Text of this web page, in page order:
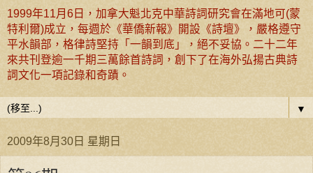
1999年11月6日，加拿大魁北克中華詩詞研究會在滿地可(蒙
特利爾)成立，每週於《華僑新報》開設《詩壇》，嚴格遵守
平水韻部，格律詩堅持「一韻到底」，絕不妥協。二十二年
來共刊登逾一千期三萬餘首詩詞，創下了在海外弘揚古典詩
詞文化一項記錄和奇蹟。
▼
2009年8月30日 星期日